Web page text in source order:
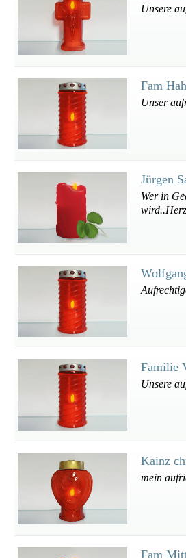
Unsere
Fam
Unser
Jürgen
Wer in
Familie
Unsere
Kainz
mein
Fam